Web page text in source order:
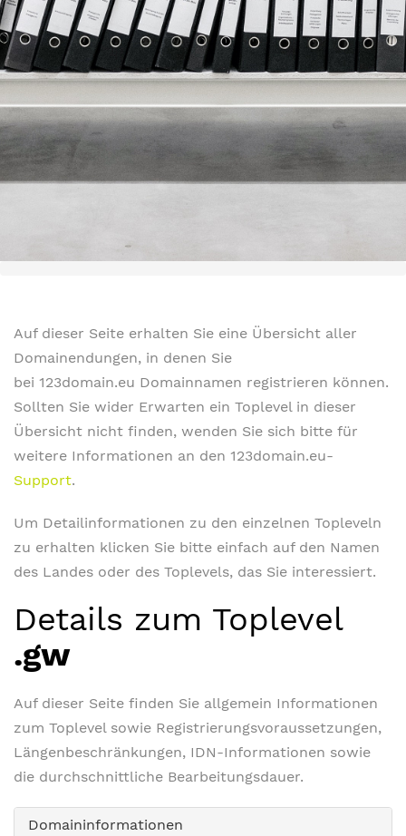
Auf dieser Seite erhalten Sie eine Übersicht aller
Domainendungen, in denen Sie
bei 123domain.eu Domainnamen registrieren können.
Sollten Sie wider Erwarten ein Toplevel in dieser
Übersicht nicht finden, wenden Sie sich bitte für
weitere Informationen an den 123domain.eu-
Support.
Um Detailinformationen zu den einzelnen Topleveln
zu erhalten klicken Sie bitte einfach auf den Namen
des Landes oder des Toplevels, das Sie interessiert.
Details zum Toplevel
.gw
Auf dieser Seite finden Sie allgemein Informationen
zum Toplevel sowie Registrierungsvoraussetzungen,
Längenbeschränkungen, IDN-Informationen sowie
die durchschnittliche Bearbeitungsdauer.
Domaininformationen